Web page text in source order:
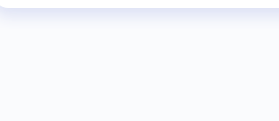
额，剩....
了解一下这张备受
出的电子优惠券。